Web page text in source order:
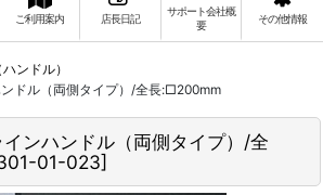
ご利用案内 店長日記
サポート会社概
要
その他情報
ンドル）
ドル（両側タイプ）/全長:□200mm
ンハンドル（両側タイプ）/全
01-023]